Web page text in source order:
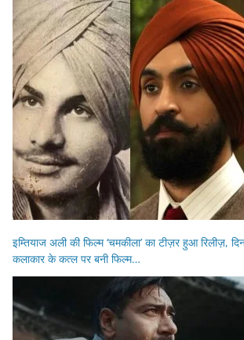
इम्तियाज अली की फिल्म ‘चमकीला’ का टीज़र हुआ रिलीज़,
कलाकार के कत्ल पर बनी फिल्म…